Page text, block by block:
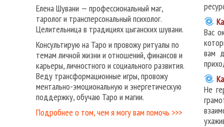
Вас
вам
Не
Елена Шувани — профессиональный маг,
таролог и трансперсональный психолог.
Целительница в традициях цыганских шувани.
Консультирую на Таро и провожу ритуалы по
темам личной жизни и отношений, финансов и
карьеры, личностного и социального развития.
Веду трансформационные игры, провожу
ментально-эмоциональную и энергетическую
поддержку, обучаю Таро и магии.
Подробнее о том, чем я могу вам помочь >>>